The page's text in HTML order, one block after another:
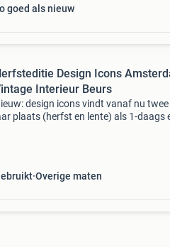
goed als nieuw
Design Icons
Interieur Beurs
design icons vindt vanaf nu twee
plaats (herfst en lente) als 1-daags
Overige maten